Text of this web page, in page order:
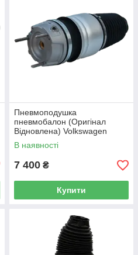
Пневмоподушка
пневмобалон (Оригінал
Відновлена) Volkswagen
Touareg (7P) (передня права)
В наявності
7 400 ₴
Купити